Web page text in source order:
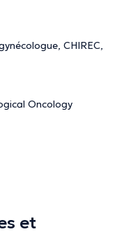
CHIREC,
Oncology
et